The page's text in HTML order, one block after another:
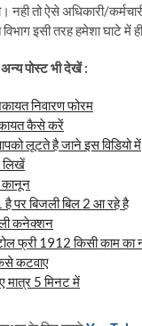
नही तो ऐसे अधिकारी/
इसी तरह हमेशा घाटे में
पोस्ट भी देखें :
निवारण फोरम
कैसे करें
लूटते है जाने इस विडियो में
लिखें
कानून
पर बिजली बिल 2 आ रहे है
कनेक्शन
फ्री 1912 किसी काम का
कटवाए
मात्र 5 मिनट में